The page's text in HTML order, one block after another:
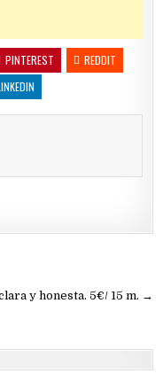
PINTEREST
REDDIT
y honesta. 5€/ 15 m. →